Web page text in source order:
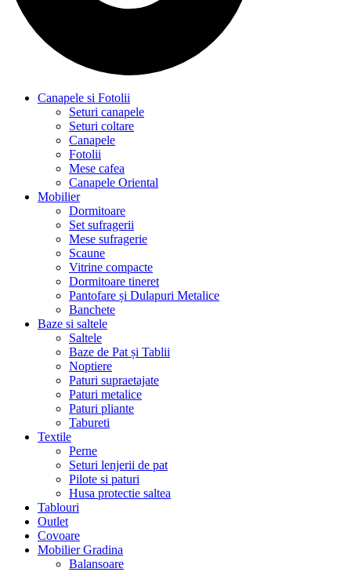
Canapele si Fotolii
Seturi canapele
Seturi coltare
Canapele
Fotolii
Mese cafea
Canapele Oriental
Mobilier
Dormitoare
Set sufragerii
Mese sufragerie
Scaune
Vitrine compacte
Dormitoare tineret
Pantofare și Dulapuri Metalice
Banchete
Baze si saltele
Saltele
Baze de Pat și Tablii
Noptiere
Paturi supraetajate
Paturi metalice
Paturi pliante
Tabureti
Textile
Perne
Seturi lenjerii de pat
Pilote si paturi
Husa protectie saltea
Tablouri
Outlet
Covoare
Mobilier Gradina
Balansoare